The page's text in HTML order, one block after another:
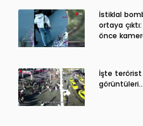
İstiklal
ortaya
önce
İşte
görüntüleri…